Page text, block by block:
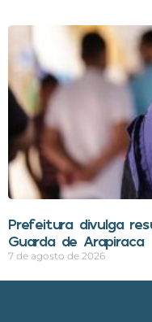
Prefeitura divulga
Guarda de Arapiraca
7 de agosto de 2026